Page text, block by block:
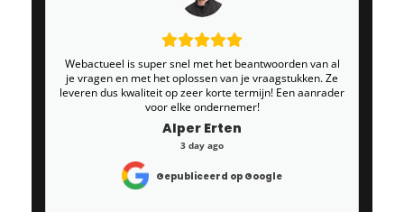
Webactueel is super snel met het beantwoorden van al
je vragen en met het oplossen van je vraagstukken. Ze
leveren dus kwaliteit op zeer korte termijn! Een aanrader
voor elke ondernemer!
Alper Erten
3 day ago
Gepubliceerd op Google